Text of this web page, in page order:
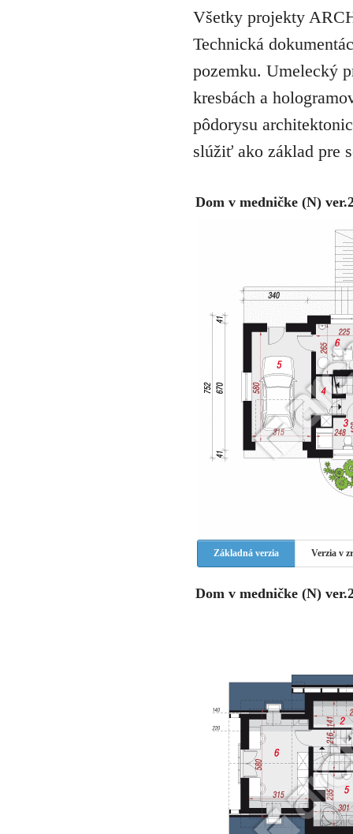
Všetky projekty
Technická
pozemku. Umelecký
kresbách a
pôdorysu
slúžiť ako základ pre
Dom v medničke (N)
Základná verzia Verzia v
Dom v medničke (N)